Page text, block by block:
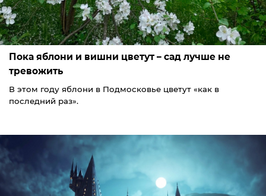
Пока яблони и вишни цветут – сад лучше не
тревожить
В этом году яблони в Подмосковье цветут «как в
последний раз».